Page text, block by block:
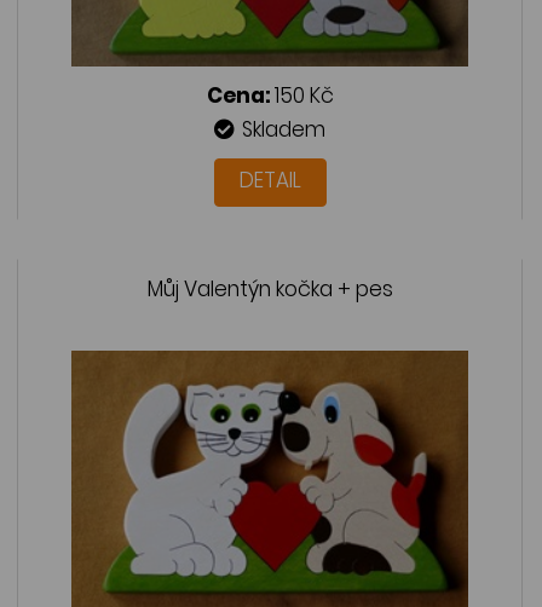
Cena:150 Kč
Skladem
DETAIL
Můj Valentýn kočka + pes